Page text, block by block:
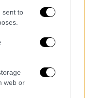
sent to
web or
γρίπης Α
07/08/2026